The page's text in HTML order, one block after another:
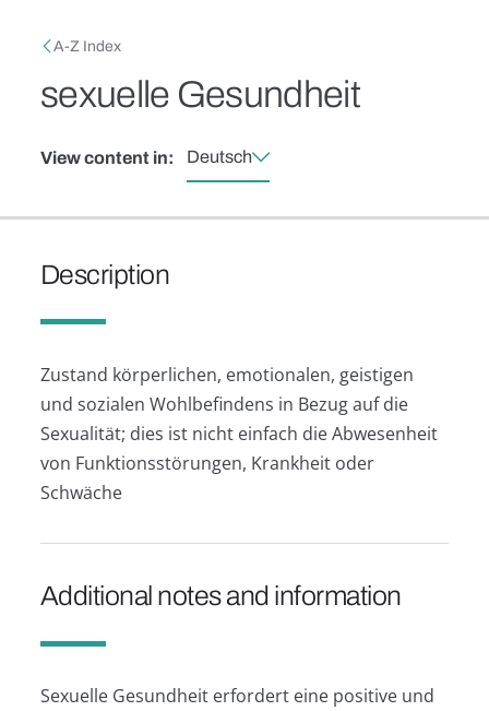
Breadcrumb
A-Z Index
sexuelle Gesundheit
View content in: Deutsch
Description
Zustand körperlichen, emotionalen, geistigen
und sozialen Wohlbefindens in Bezug auf die
Sexualität; dies ist nicht einfach die Abwesenheit
von Funktionsstörungen, Krankheit oder
Schwäche
Additional notes and information
Sexuelle Gesundheit erfordert eine positive und